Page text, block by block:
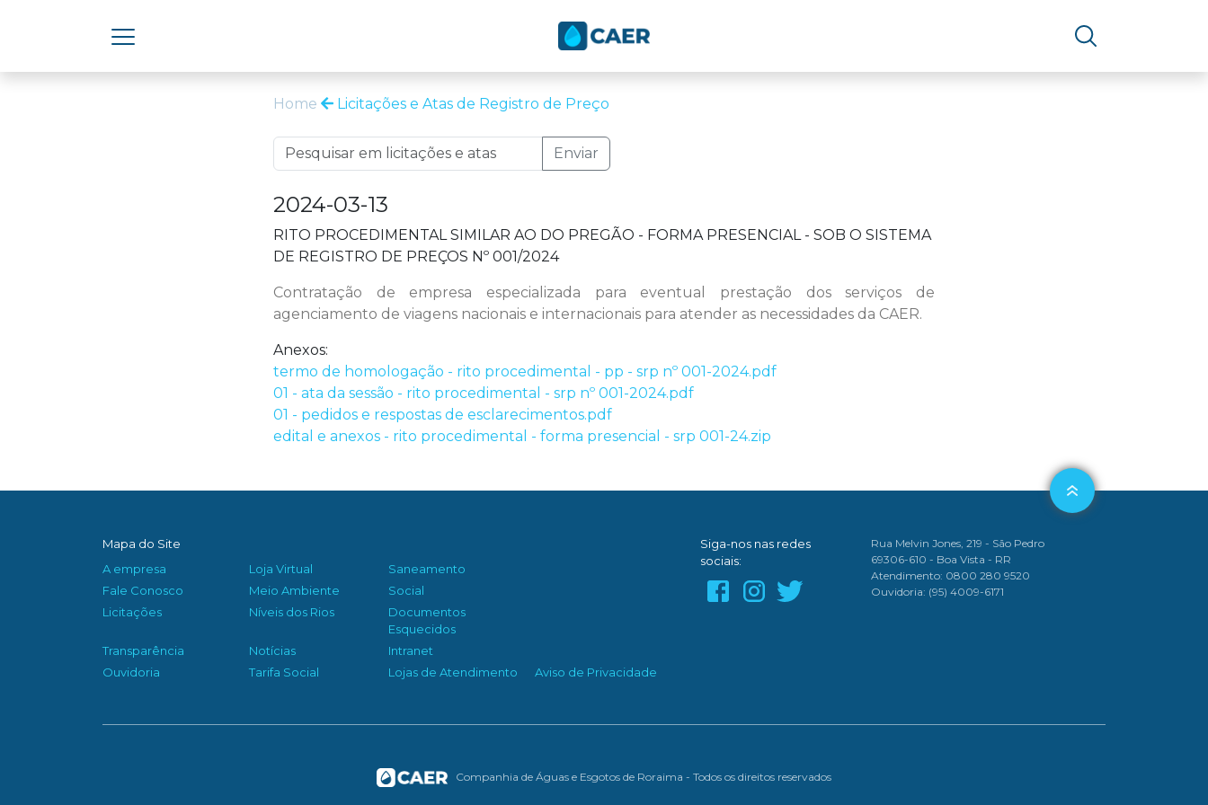
Home Licitações e Atas de Registro de Preço
Enviar
2024-03-13
RITO PROCEDIMENTAL SIMILAR AO DO PREGÃO - FORMA PRESENCIAL - SOB O SISTEMA
DE REGISTRO DE PREÇOS Nº 001/2024
Contratação de empresa especializada para eventual prestação dos serviços de
agenciamento de viagens nacionais e internacionais para atender as necessidades da CAER.
Anexos:
termo de homologação - rito procedimental - pp - srp nº 001-2024.pdf
01 - ata da sessão - rito procedimental - srp nº 001-2024.pdf
01 - pedidos e respostas de esclarecimentos.pdf
edital e anexos - rito procedimental - forma presencial - srp 001-24.zip
Mapa do Site
A empresa
Loja Virtual
Saneamento
Fale Conosco
Meio Ambiente
Social
Licitações
Níveis dos Rios
Documentos
Esquecidos
Transparência
Notícias
Intranet
Ouvidoria
Tarifa Social Lojas de Atendimento Aviso de Privacidade
Siga-nos nas redes
sociais:
Rua Melvin Jones, 219 - São Pedro
69306-610 - Boa Vista - RR
Atendimento: 0800 280 9520
Ouvidoria: (95) 4009-6171
Companhia de Águas e Esgotos de Roraima - Todos os direitos reservados